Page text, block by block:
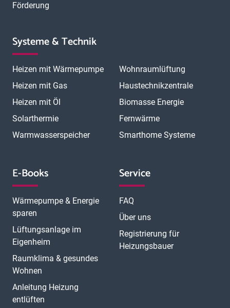
Förderung
Systeme & Technik
Heizen mit Wärmepumpe
Heizen mit Gas
Heizen mit Öl
Solarthermie
Warmwasserspeicher
Wohnraumlüftung
Haustechnikzentrale
Biomasse Energie
Fernwärme
Smarthome Systeme
E-Books
Wärmepumpe & Energie
sparen
Lüftungsanlage im
Eigenheim
Raumklima & gesundes
Wohnen
Anleitung Heizung
entlüften
Service
FAQ
Über uns
Registrierung für
Heizungsbauer